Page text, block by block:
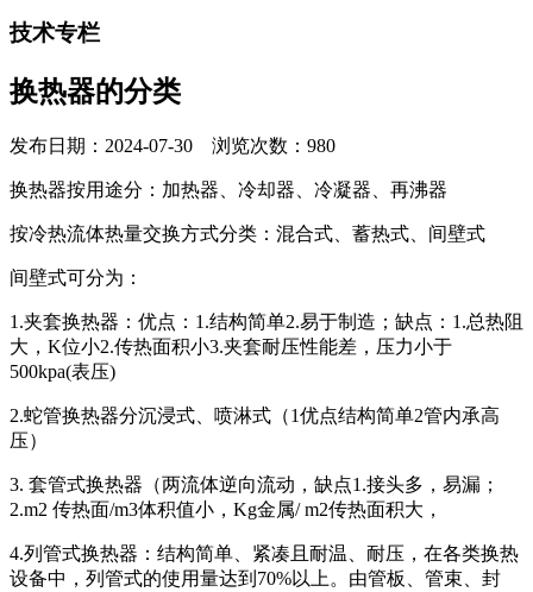
技术专栏
换热器的分类
发布日期：2024-07-30 浏览次数：980
换热器按用途分：加热器、冷却器、冷凝器、再沸器
按冷热流体热量交换方式分类：混合式、蓄热式、间壁式
间壁式可分为：
1.夹套换热器：优点：1.结构简单2.易于制造；缺点：1.总热阻
大，K位小2.传热面积小3.夹套耐压性能差，压力小于
500kpa(表压)
2.蛇管换热器分沉浸式、喷淋式（1优点结构简单2管内承高
压）
3. 套管式换热器（两流体逆向流动，缺点1.接头多，易漏；
2.m2 传热面/m3体积值小，Kg金属/ m2传热面积大，
4.列管式换热器：结构简单、紧凑且耐温、耐压，在各类换热
设备中，列管式的使用量达到70%以上。由管板、管束、封